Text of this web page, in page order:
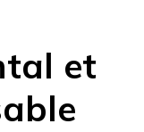
et